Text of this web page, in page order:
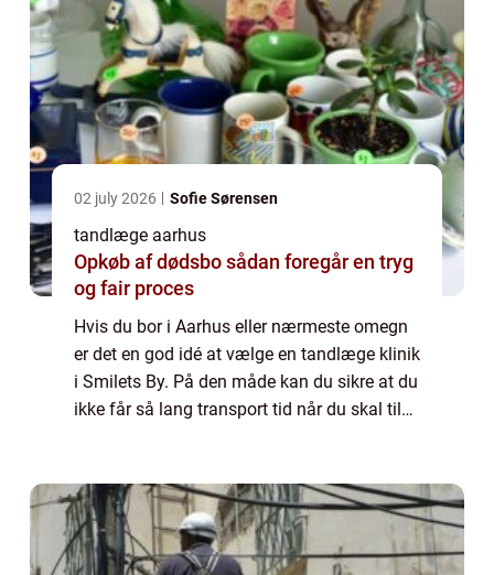
02 july 2026 Sofie Sørensen
tandlæge aarhus
Opkøb af dødsbo sådan foregår en tryg
og fair proces
Hvis du bor i Aarhus eller nærmeste omegn
er det en god idé at vælge en tandlæge klinik
i Smilets By. På den måde kan du sikre at du
ikke får så lang transport tid når du skal til